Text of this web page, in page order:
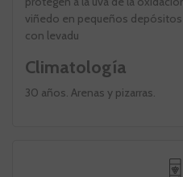
viñedo en pequeños
con levadu
Climatología
30 años. Arenas y pizarras.